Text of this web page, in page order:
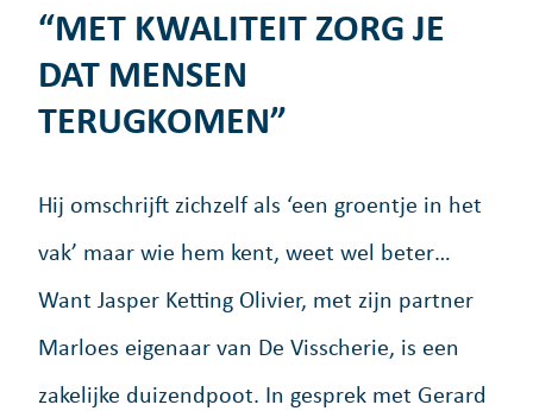
“MET KWALITEIT ZORG JE
DAT MENSEN
TERUGKOMEN”
Hij omschrijft zichzelf als ‘een groentje in het
vak’ maar wie hem kent, weet wel beter…
Want Jasper Ketting Olivier, met zijn partner
Marloes eigenaar van De Visscherie, is een
zakelijke duizendpoot. In gesprek met Gerard